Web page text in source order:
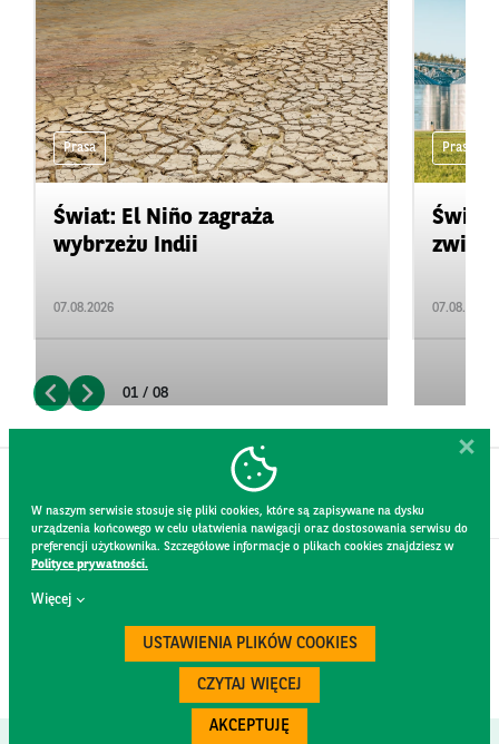
Prasa
Świat: El Niño zagraża
wybrzeżu Indii
07.08.2026
Prasa
07.08.2026
01 / 08
W naszym serwisie stosuje się pliki cookies, które są zapisywane na dysku
urządzenia końcowego w celu ułatwienia nawigacji oraz dostosowania serwisu do
preferencji użytkownika. Szczegółowe informacje o plikach cookies znajdziesz w
Polityce prywatności.
Więcej
USTAWIENIA PLIKÓW COOKIES
CZYTAJ WIĘCEJ
AKCEPTUJĘ
KONTAKT
REGULAMIN STRONY
POLITYKA PRYWATNOŚCI